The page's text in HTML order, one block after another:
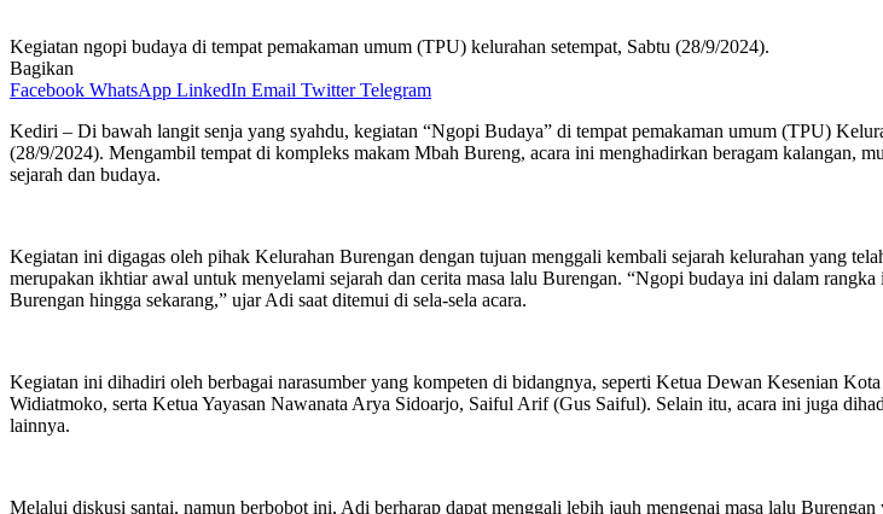
Kegiatan ngopi budaya di tempat pemakaman umum (TPU) kelurahan setempat, Sabtu (28/9/2024).
Bagikan
Facebook WhatsApp LinkedIn Email Twitter Telegram
Kediri – Di bawah langit senja yang syahdu, kegiatan “Ngopi Budaya” di tempat pemakaman umum (TPU)
(28/9/2024). Mengambil tempat di kompleks makam Mbah Bureng, acara ini menghadirkan beragam kalangan,
sejarah dan budaya.
Kegiatan ini digagas oleh pihak Kelurahan Burengan dengan tujuan menggali kembali sejarah kelurahan yang
merupakan ikhtiar awal untuk menyelami sejarah dan cerita masa lalu Burengan. “Ngopi budaya ini dalam
Burengan hingga sekarang,” ujar Adi saat ditemui di sela-sela acara.
Kegiatan ini dihadiri oleh berbagai narasumber yang kompeten di bidangnya, seperti Ketua Dewan Kesenian
Widiatmoko, serta Ketua Yayasan Nawanata Arya Sidoarjo, Saiful Arif (Gus Saiful). Selain itu, acara ini juga
lainnya.
Melalui diskusi santai, namun berbobot ini, Adi berharap dapat menggali lebih jauh mengenai masa lalu